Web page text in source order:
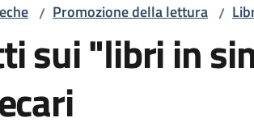
/ Promozione della lettura /
sui "libri in